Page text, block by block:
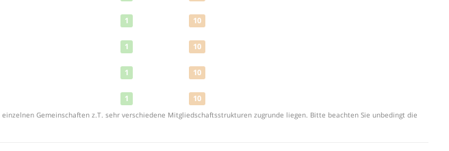
1 10
1 10
1 10
1 10
Gemeinschaften z.T. sehr verschiedene Mitgliedschaftsstrukturen zugrunde liegen. Bitte beachten Sie unbedingt die